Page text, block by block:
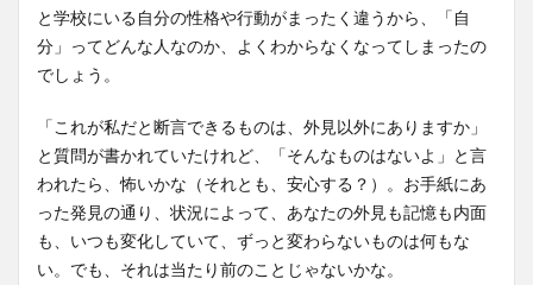
と学校にいる自分の性格や行動がまったく違うから、「自
分」ってどんな人なのか、よくわからなくなってしまったの
でしょう。
「これが私だと断言できるものは、外見以外にありますか」
と質問が書かれていたけれど、「そんなものはないよ」と言
われたら、怖いかな（それとも、安心する？）。お手紙にあ
った発見の通り、状況によって、あなたの外見も記憶も内面
も、いつも変化していて、ずっと変わらないものは何もな
い。でも、それは当たり前のことじゃないかな。